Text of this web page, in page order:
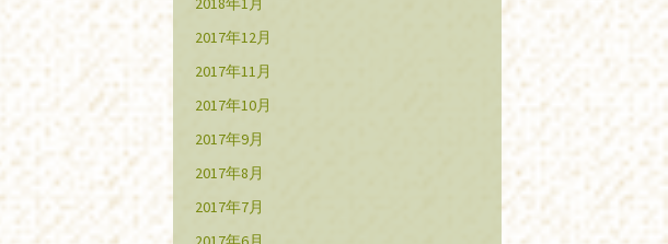
2017年12月
2017年11月
2017年10月
2017年9月
2017年8月
2017年7月